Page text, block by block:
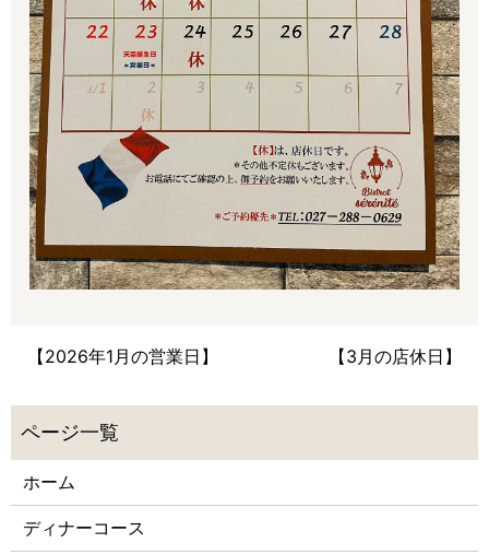
【2026年1月の営業日】 【3月の店休日】
ホーム
ディナーコース